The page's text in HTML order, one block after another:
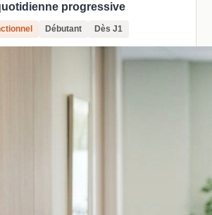
progressive
Débutant Dès J1